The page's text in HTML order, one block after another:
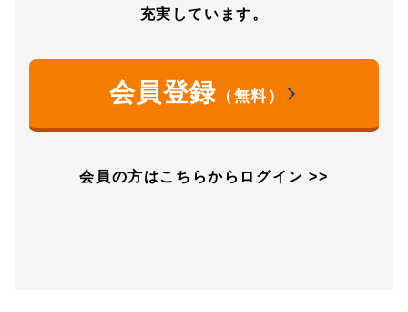
充実しています。
会員登録 （無料）
会員の方はこちらからログイン >>